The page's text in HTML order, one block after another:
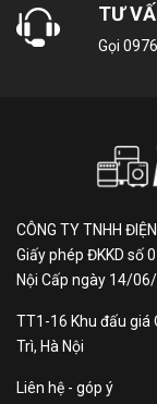
hoàn
Nếu trước
với gam màu
Inverter 1.5HP
đột phá với
chiếc máy
lại vẻ đẹp
sống.
TƯ
Gọi
CÔNG TY TNHH
Giấy phép ĐKKD số
Nội Cấp ngày 14/
TT1-16 Khu đấu giá
Trì, Hà Nội
Liên hệ - góp ý